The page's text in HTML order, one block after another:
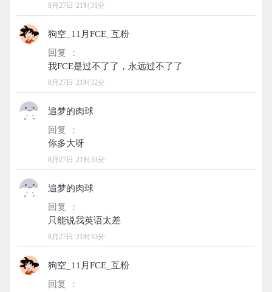
8月27日 21时31分
狗空_11月FCE_互粉
回复 ：
8月27日 21时32分
追梦的肉球
回复 ：
8月27日 21时33分
追梦的肉球
回复 ：
8月27日 21时33分
狗空_11月FCE_互粉
回复 ：